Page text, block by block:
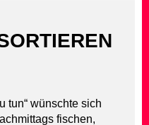
tun“ wünschte sich
fischen,